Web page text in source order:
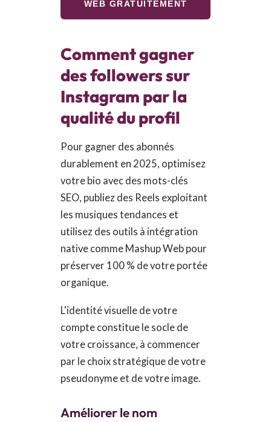
WEB GRATUITEMENT
Comment gagner
des followers sur
Instagram par la
qualité du profil
Pour gagner des abonnés
durablement en 2025, optimisez
votre bio avec des mots-clés
SEO, publiez des Reels exploitant
les musiques tendances et
utilisez des outils à intégration
native comme Mashup Web pour
préserver 100 % de votre portée
organique.
L'identité visuelle de votre
compte constitue le socle de
votre croissance, à commencer
par le choix stratégique de votre
pseudonyme et de votre image.
Améliorer le nom